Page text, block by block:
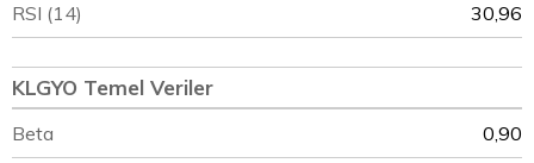
RSI (14) 30,96
KLGYO Temel Veriler
Beta 0,90